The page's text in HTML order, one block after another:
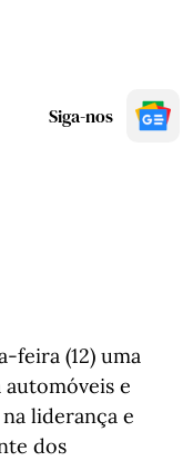
Siga-nos
feira (12) uma
e
liderança e
dos